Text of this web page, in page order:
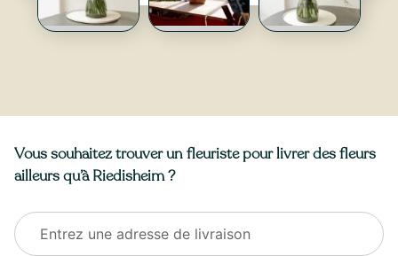
Vous souhaitez trouver un fleuriste pour livrer des fleurs
ailleurs qu’à Riedisheim ?